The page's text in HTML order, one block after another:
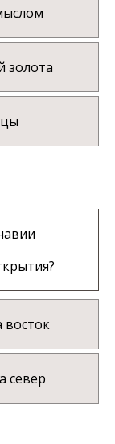
золота
восток
север